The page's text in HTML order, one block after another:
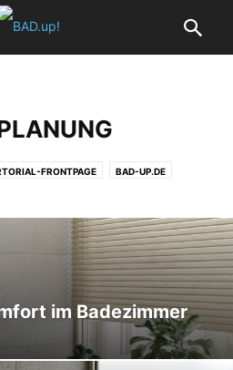
FRONTPAGE BAD-UP.DE
BARRIEREFREIES BAD DESIGNBÄDER
HOME KOMPAKTE BÄDER
MINIBÄDER REPORT SERVICE
TRENDS VIDEOS
WOHNBADEN EDITORIAL
im Badezimmer